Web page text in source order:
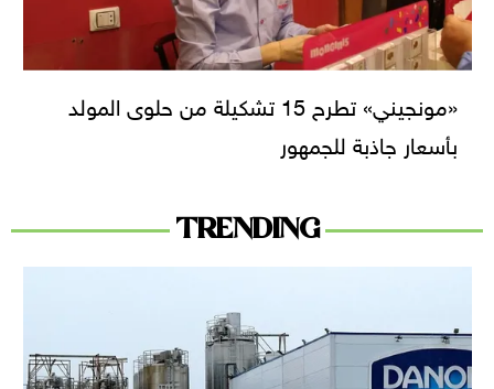
«مونجيني» تطرح 15 تشكيلة من حلوى المولد
بأسعار جاذبة للجمهور
TRENDING